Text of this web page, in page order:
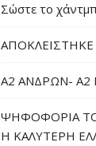
Σώστε το
Α2 ΑΝΔΡΩΝ- Α2
ΨΗΦΟΦΟΡΙΑ
H ΚΑΛΥΤΕΡΗ